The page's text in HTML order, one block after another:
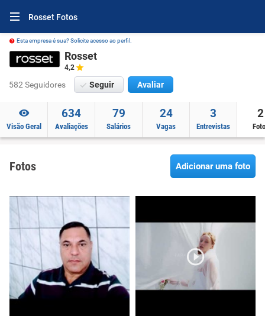
Rosset Fotos
Esta empresa é sua? Solicite acesso ao perfil.
Rosset
4,2
582 Seguidores Seguir Avaliar
Visão Geral
634
Avaliações
79
Salários
24
Vagas
3
Entrevistas
2
Fotos Adicionar uma foto